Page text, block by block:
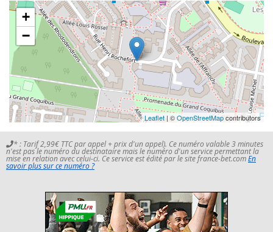
+
−
Leaflet | ©OpenStreetMapcontributors
* : Tarif 2,99€ TTC par appel + prix d'un appel). Ce numéro valable 3 minutes
n'est pas le numéro du destinataire mais le numéro d'un service permettant la
mise en relation avec celui-ci. Ce service est édité par le site france-bet.comEn
savoir plus sur ce numéro ?